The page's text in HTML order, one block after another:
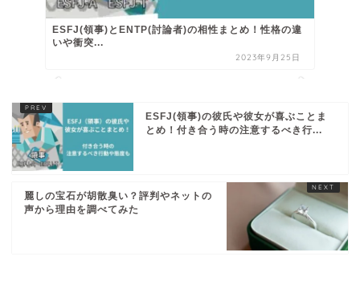
ESFJ(領事)とENTP(討論者)の相性まとめ！性格の違
いや衝突...
2023年9月25日
ESFJ(領事)の彼氏や彼女が喜ぶことま
とめ！付き合う時の注意するべき行...
麗しの宝石が胡散臭い？評判やネットの
声から理由を調べてみた